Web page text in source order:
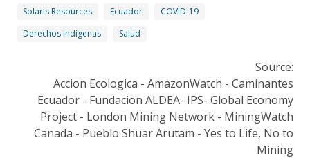
Solaris Resources Ecuador
COVID-19
Derechos Indígenas
Salud
Source:
Accion Ecologica - AmazonWatch - Caminantes
Ecuador - Fundacion ALDEA- IPS- Global Economy
Project - London Mining Network - MiningWatch
Canada - Pueblo Shuar Arutam - Yes to Life, No to
Mining